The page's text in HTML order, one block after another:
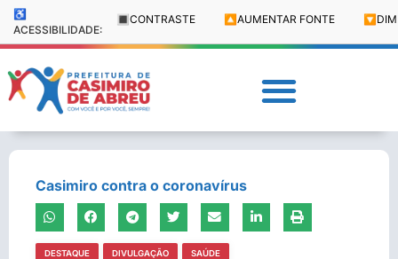
♿
ACESSIBILIDADE:
🔳 CONTRASTE 🔼 AUMENTAR FONTE 🔽
Casimiro contra o coronavírus
DESTAQUE DIVULGAÇÃO SAÚDE